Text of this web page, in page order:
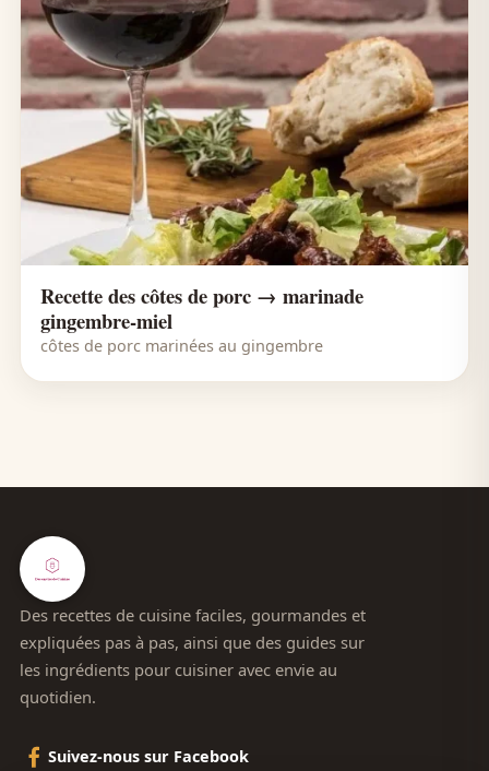
Recette des côtes de porc → marinade
gingembre-miel
côtes de porc marinées au gingembre
Des recettes de cuisine faciles, gourmandes et
expliquées pas à pas, ainsi que des guides sur
les ingrédients pour cuisiner avec envie au
quotidien.
Suivez-nous sur Facebook